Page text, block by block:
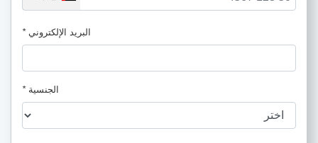
البريد الإلكتروني*